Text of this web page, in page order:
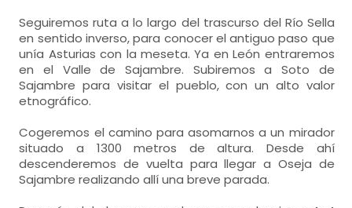
Seguiremos ruta a lo largo del trascurso del Río Sella
en sentido inverso, para conocer el antiguo paso que
unía Asturias con la meseta. Ya en León entraremos
en el Valle de Sajambre. Subiremos a Soto de
Sajambre para visitar el pueblo, con un alto valor
etnográfico.
Cogeremos el camino para asomarnos a un mirador
situado a 1300 metros de altura. Desde ahí
descenderemos de vuelta para llegar a Oseja de
Sajambre realizando allí una breve parada.